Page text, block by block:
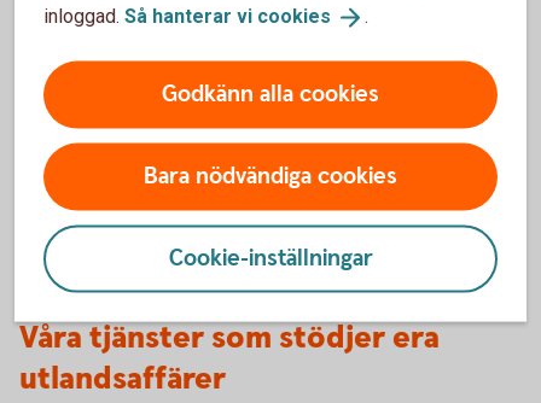
Kan nystartade företag få stöd av EKN?
Kan EKN:s garantier bli aktuella även om
produkten är tillverkad i ett annat land?
Våra tjänster som stödjer era
utlandsaffärer
inloggad. Så hanterar vi cookies .
Godkänn alla cookies
Bara nödvändiga cookies
Cookie-inställningar